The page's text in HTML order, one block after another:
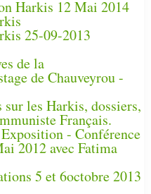
Harkis 12 Mai 2014
25-09-2013
de la
de Chauveyrou -
les Harkis, dossiers,
Français.
- Conférence
2012 avec Fatima
5 et 6octobre 2013